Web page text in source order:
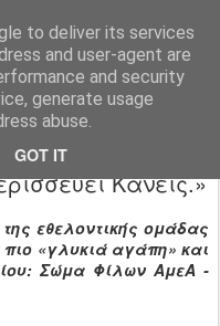
to deliver its services
and user-agent are
and security
generate usage
abuse.
GOT IT
Ιδιωτικό Δημοτικό Σχολείο "Ι.Μ.ΔΕΛΑΣΑΛ"
2024 - «Ένα
Κανείς.»
εθελοντικής ομάδας
πιο «γλυκιά αγάπη» και
Σώμα Φίλων ΑμεΑ -